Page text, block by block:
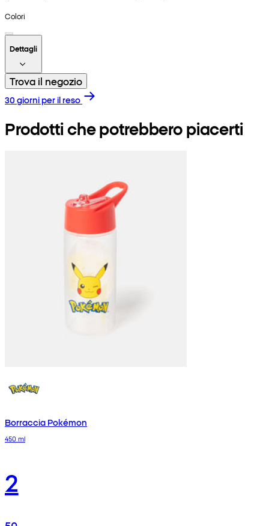
Colori
Dettagli
Trova il negozio
30 giorni per il reso
Prodotti che potrebbero piacerti
Borraccia Pokémon
450 ml
2